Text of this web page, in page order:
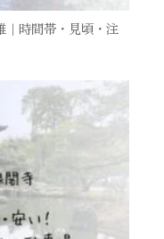
｜時間帯・見頃・注